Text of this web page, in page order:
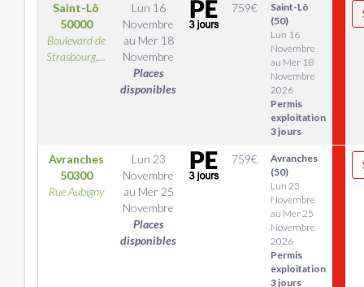
Saint-Lô
50000
Boulevard de
Strasbourg,...
Lun 16
Novembre
au Mer 18
Novembre
Places
disponibles
759€
Saint-Lô
(50)
Lun 16
Novembre
au Mer 18
Novembre
2026
Permis
exploitation
3 jours
Avranches
50300
Rue Aubigny
Lun 23
Novembre
au Mer 25
Novembre
Places
disponibles
759€
Avranches
(50)
Lun 23
Novembre
au Mer 25
Novembre
2026
Permis
exploitation
3 jours